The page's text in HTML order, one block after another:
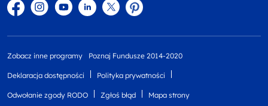
FacebookInstagram
YouTubeLinkedintwitterPinterest
Zobacz inne programy Poznaj Fundusze 2014-2020
Deklaracja dostępności Polityka prywatności
Odwołanie zgody RODO Zgłoś błąd Mapa strony